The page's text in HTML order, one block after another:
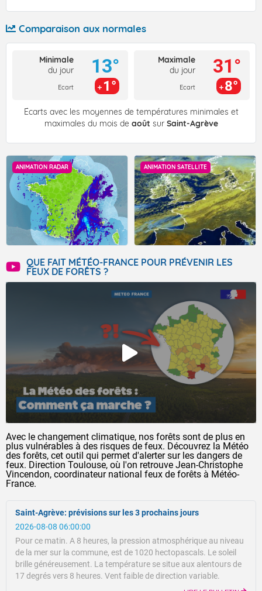
Comparaison aux normales
Minimale
du jour
Ecart
13°
1°
Maximale
du jour
Ecart
31°
8°
Écarts avec les moyennes de températures minimales et
maximales du mois de août sur Saint-Agrève
ANIMATION RADAR ANIMATION SATELLITE
QUE FAIT MÉTÉO-FRANCE POUR PRÉVENIR LES
FEUX DE FORÊTS ?
Avec le changement climatique, nos forêts sont de plus en
plus vulnérables à des risques de feux. Découvrez la Météo
des forêts, cet outil qui permet d'alerter sur les dangers de
feux. Direction Toulouse, où l'on retrouve Jean-Christophe
Vincendon, coordinateur national feux de forêts à Météo-
France.
Saint-Agrève: prévisions sur les 3 prochains jours
2026-08-08 06:00:00
Pour ce matin. A 8 heures, la pression atmosphérique au niveau
de la mer sur la commune, est de 1020 hectopascals. Le soleil
brille généreusement. La température se situe aux alentours de
17 degrés vers 8 heures. Vent faible de direction variable.